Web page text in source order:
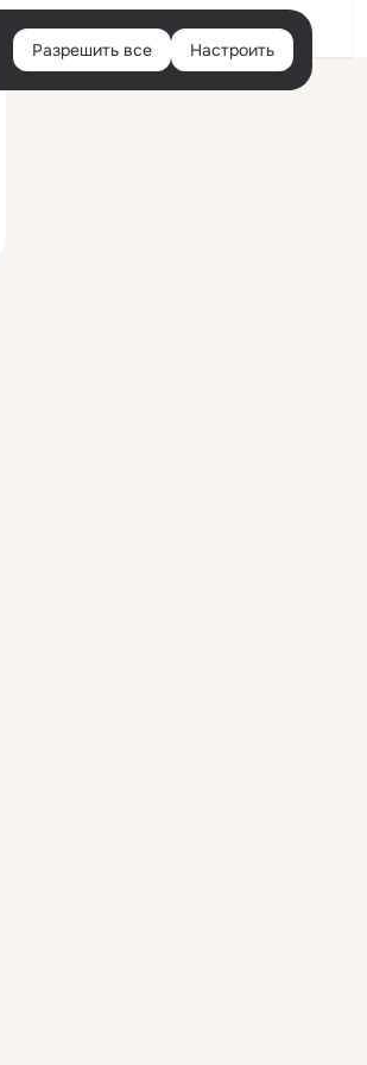
Войти
Разрешить все Настроить